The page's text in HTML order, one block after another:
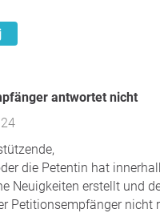
antwortet nicht
die Petentin hat
Neuigkeiten erstellt und
Petitionsempfänger nicht